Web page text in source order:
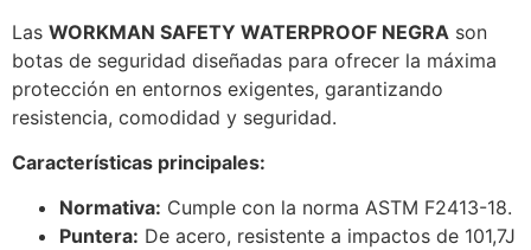
Las WORKMAN SAFETY WATERPROOF NEGRA son
botas de seguridad diseñadas para ofrecer la máxima
protección en entornos exigentes, garantizando
resistencia, comodidad y seguridad.
Características principales:
Normativa: Cumple con la norma ASTM F2413-18.
Puntera: De acero, resistente a impactos de 101,7J